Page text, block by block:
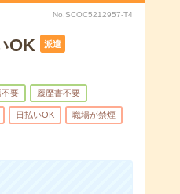
No.SCOC5212957-T4
OK 派遣
不要 履歴書不要
日払いOK 職場が禁煙